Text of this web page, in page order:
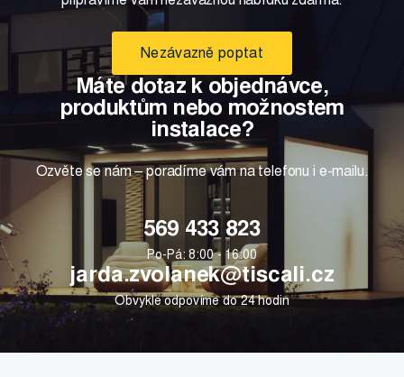
Nezávazně poptat
Máte dotaz k objednávce,
produktům nebo možnostem
instalace?
Ozvěte se nám – poradíme vám na telefonu i e-mailu.
569 433 823
Po-Pá: 8:00 - 16:00
jarda.zvolanek@tiscali.cz
Obvykle odpovíme do 24 hodin